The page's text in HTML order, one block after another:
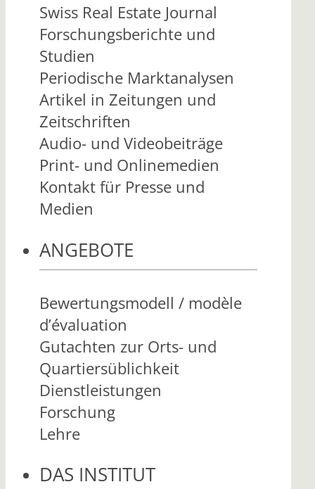
Swiss Real Estate Journal
Forschungsberichte und
Studien
Periodische Marktanalysen
Artikel in Zeitungen und
Zeitschriften
Audio- und Videobeiträge
Print- und Onlinemedien
Kontakt für Presse und
Medien
ANGEBOTE
Bewertungsmodell / modèle
d’évaluation
Gutachten zur Orts- und
Quartiersüblichkeit
Dienstleistungen
Forschung
Lehre
DAS INSTITUT